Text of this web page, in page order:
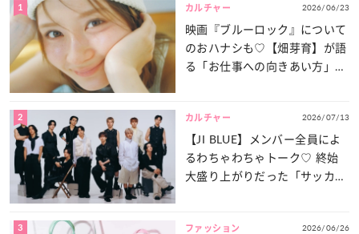
1 カルチャー 2026/06/23
映画『ブルーロック』について
のおハナシも♡【畑芽育】が語
る「お仕事への向きあい方」と
2 カルチャー 2026/07/13
【JI BLUE】メンバー全員によ
るわちゃわちゃトーク♡ 終始
大盛り上がりだった「サッカー
3 ファッション 2026/06/26